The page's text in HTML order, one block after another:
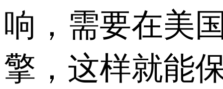
响，需要在美
擎，这样就能